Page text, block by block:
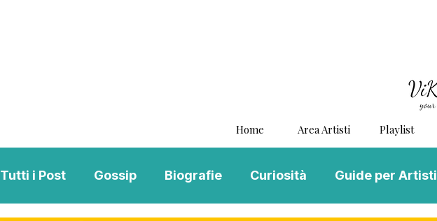
Home Area Artisti Playlist
Tutti i Post Gossip Biografie Curiosità Guide per Artisti